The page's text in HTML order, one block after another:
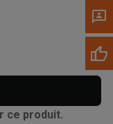
ce produit.